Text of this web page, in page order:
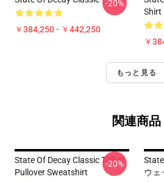
￥384,250 - ￥442,250
-20%
Shirt
￥
もっと見る
関連商品
State Of Decay Classic T-Shirt
Pullover Sweatshirt
-20%
ウェ